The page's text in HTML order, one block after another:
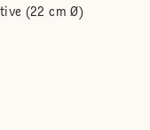
(22 cm Ø)